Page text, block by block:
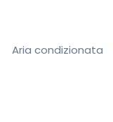
Aria condizionata